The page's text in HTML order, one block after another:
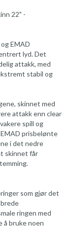
22" -
EMAD
lyd. Det
attakk, med
stabil og
skinnet med
attakk enn clear
spill og
prisbelønte
i det nedre
skinnet får
som gjør det
ringen med
å bruke noen